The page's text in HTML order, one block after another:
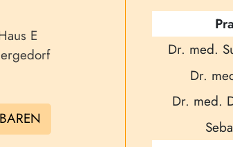
E
Dr. med.
Dr.
Dr. med.